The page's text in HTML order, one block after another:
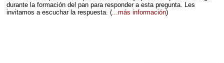
durante la formación del pan para responder a esta pregunta. Les
invitamos a escuchar la respuesta. (...más información)